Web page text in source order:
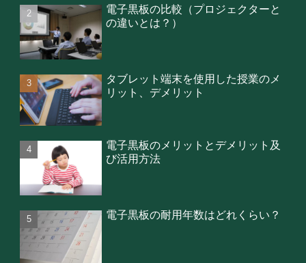
電子黒板の比較（プロジェクターと
の違いとは？）
タブレット端末を使用した授業のメ
リット、デメリット
電子黒板のメリットとデメリット及
び活用方法
電子黒板の耐用年数はどれくらい？